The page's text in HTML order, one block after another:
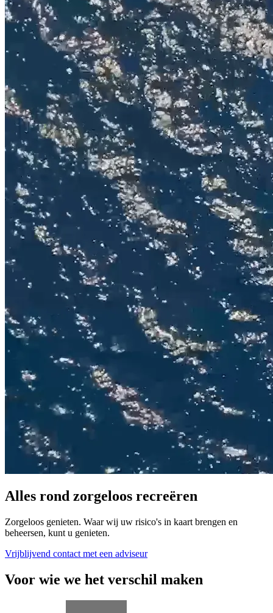
Alles rond zorgeloos recreëren
Zorgeloos genieten. Waar wij uw risico's in kaart brengen en
beheersen, kunt u genieten.
Vrijblijvend contact met een adviseur
Voor wie we het verschil maken